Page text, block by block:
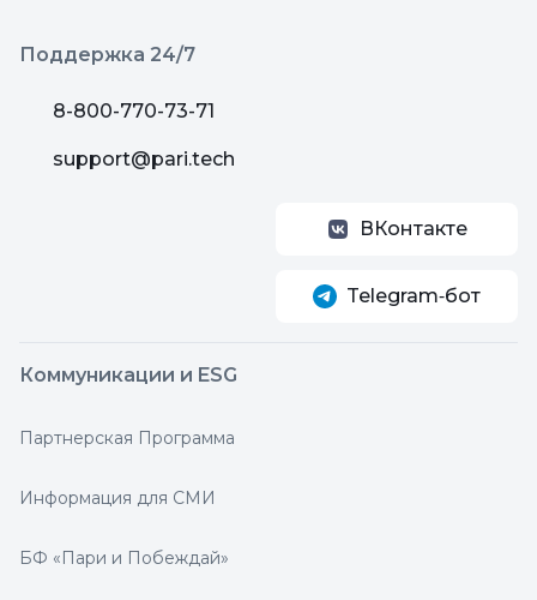
Поддержка 24/7
8-800-770-73-71
support@pari.tech
ВКонтакте
Telegram‑бот
Коммуникации и ESG
Партнерская Программа
Информация для СМИ
БФ «Пари и Побеждай»